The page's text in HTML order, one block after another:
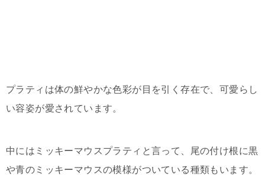
プラティは体の鮮やかな色彩が目を引く存在で、可愛らし
い容姿が愛されています。
中にはミッキーマウスプラティと言って、尾の付け根に黒
や青のミッキーマウスの模様がついている種類もいます。